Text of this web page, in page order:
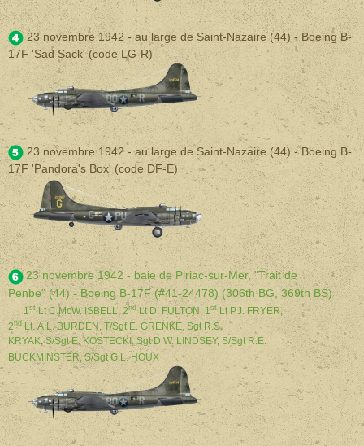
23 novembre 1942 -au large de Saint-Nazaire (44)- Boeing B-
17F 'Sad Sack' (code LG-R)
23 novembre 1942 -au large de Saint-Nazaire (44)- Boeing B-
17F 'Pandora's Box' (code DF-E)
23 novembre 1942 - baie de Piriac-sur-Mer, "Trait de
Penbe" (44) - Boeing B-17F (#41-24478) (306th BG, 369th BS)
1stLt C.McW. ISBELL, 2nd Lt D. FULTON, 1stLt P.J. FRYER,
2nd Lt. A.L. BURDEN, T/Sgt E. GRENKE, Sgt R.S.
KRYAK, S/Sgt E. KOSTECKI, Sgt D.W. LINDSEY, S/Sgt R.E.
BUCKMINSTER, S/Sgt G.L. HOUX